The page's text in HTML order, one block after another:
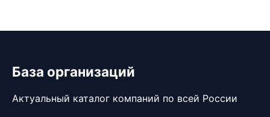
База организаций
Актуальный каталог компаний по всей России